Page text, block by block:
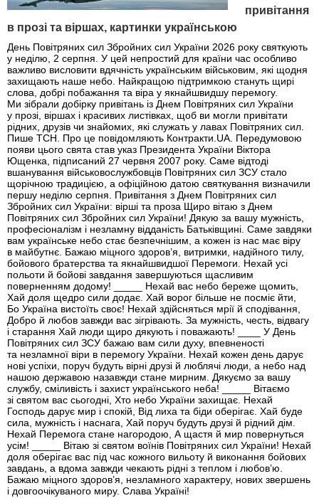
привітання
в прозі та віршах, картинки українською
День Повітряних сил Збройних сил України 2026 року святкують
у неділю, 2 серпня. У цей непростий для країни час особливо
важливо висловити вдячність українським військовим, які щодня
захищають наше небо. Найкращою підтримкою стануть щирі
слова, добрі побажання та віра у якнайшвидшу перемогу.
Ми зібрали добірку привітань із Днем Повітряних сил України
у прозі, віршах і красивих листівках, щоб ви могли привітати
рідних, друзів чи знайомих, які служать у лавах Повітряних сил.
Пише ТСН. Про це повідомляють Контракти.UA. Передумовою
появи цього свята став указ Президента України Віктора
Ющенка, підписаний 27 червня 2007 року. Саме відтоді
вшанування військовослужбовців Повітряних сил ЗСУ стало
щорічною традицією, а офіційною датою святкування визначили
першу неділю серпня. Привітання з Днем Повітряних сил
Збройних сил України: вірші та проза Щиро вітаю з Днем
Повітряних сил Збройних сил України! Дякую за вашу мужність,
професіоналізм і незламну відданість Батьківщині. Саме завдяки
вам українське небо стає безпечнішим, а кожен із нас має віру
в майбутнє. Бажаю міцного здоров’я, витримки, надійного тилу,
бойового братерства та якнайшвидшої Перемоги. Нехай усі
польоти й бойові завдання завершуються щасливим
поверненням додому! _____ Нехай вас небо береже щомить,
Хай доля щедро сили додає. Хай ворог більше не посміє йти,
Бо Україна вистоїть своє! Нехай здійсняться мрії й сподівання,
Добро й любов завжди вас зігрівають. За мужність, честь, відвагу
і старання Хай люди щиро дякують і поважають! ____ У День
Повітряних сил ЗСУ бажаю вам сили духу, впевненості
та незламної віри в перемогу України. Нехай кожен день дарує
нові успіхи, поруч будуть вірні друзі й люблячі люди, а небо над
нашою державою назавжди стане мирним. Дякуємо за вашу
службу, сміливість і захист українського неба! _____ Вітаємо
зі святом вас сьогодні, Хто небо України захищає. Нехай
Господь дарує мир і спокій, Від лиха та біди оберігає. Хай буде
сила, мужність і наснага, Хай поруч будуть друзі й рідний дім.
Нехай Перемога стане нагородою, А щастя й мир повернуться
усім! _____ Вітаю зі святом воїнів Повітряних сил України! Нехай
доля оберігає вас під час кожного вильоту й виконання бойових
завдань, а вдома завжди чекають рідні з теплом і любов’ю.
Бажаю міцного здоров’я, незламного характеру, нових звершень
і довгоочікуваного миру. Слава Україні!